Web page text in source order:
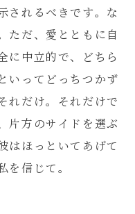
されるべきです。な
ただ、愛とともに自
に中立的で、どちら
いってどっちつかず
れだけ。それだけで
片方のサイドを選ぶ
はほっといてあげて
を信じて。